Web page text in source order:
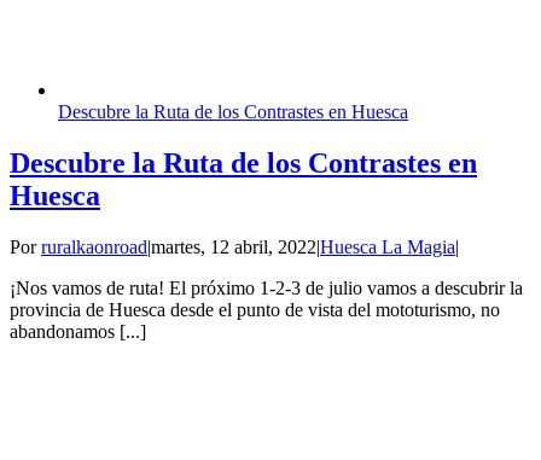
Descubre la Ruta de los Contrastes en Huesca
Descubre la Ruta de los Contrastes en
Huesca
Porruralkaonroad|martes, 12 abril, 2022|Huesca La Magia|
¡Nos vamos de ruta! El próximo 1-2-3 de julio vamos a descubrir la
provincia de Huesca desde el punto de vista del mototurismo, no
abandonamos [...]